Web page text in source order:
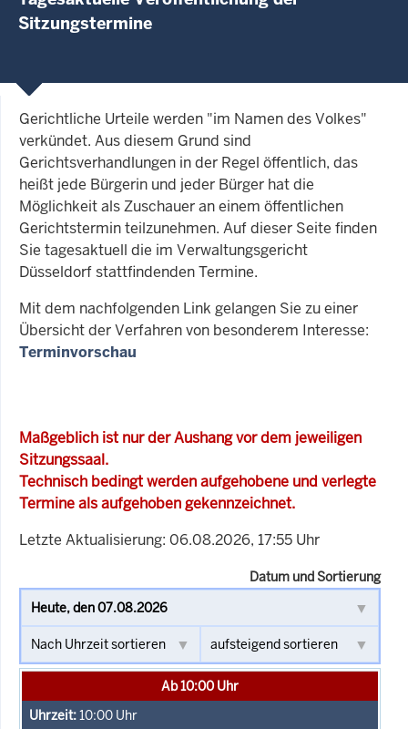
Sitzungstermine
Gerichtliche Urteile werden "im Namen des Volkes"
verkündet. Aus diesem Grund sind
Gerichtsverhandlungen in der Regel öffentlich, das
heißt jede Bürgerin und jeder Bürger hat die
Möglichkeit als Zuschauer an einem öffentlichen
Gerichtstermin teilzunehmen. Auf dieser Seite finden
Sie tagesaktuell die im Verwaltungsgericht
Düsseldorf stattfindenden Termine.
Mit dem nachfolgenden Link gelangen Sie zu einer
Übersicht der Verfahren von besonderem Interesse:
Terminvorschau
Maßgeblich ist nur der Aushang vor dem jeweiligen
Sitzungssaal.
Technisch bedingt werden aufgehobene und verlegte
Termine als aufgehoben gekennzeichnet.
Letzte Aktualisierung: 06.08.2026, 17:55 Uhr
Datum und Sortierung
Ab 10:00 Uhr
10:00 Uhr